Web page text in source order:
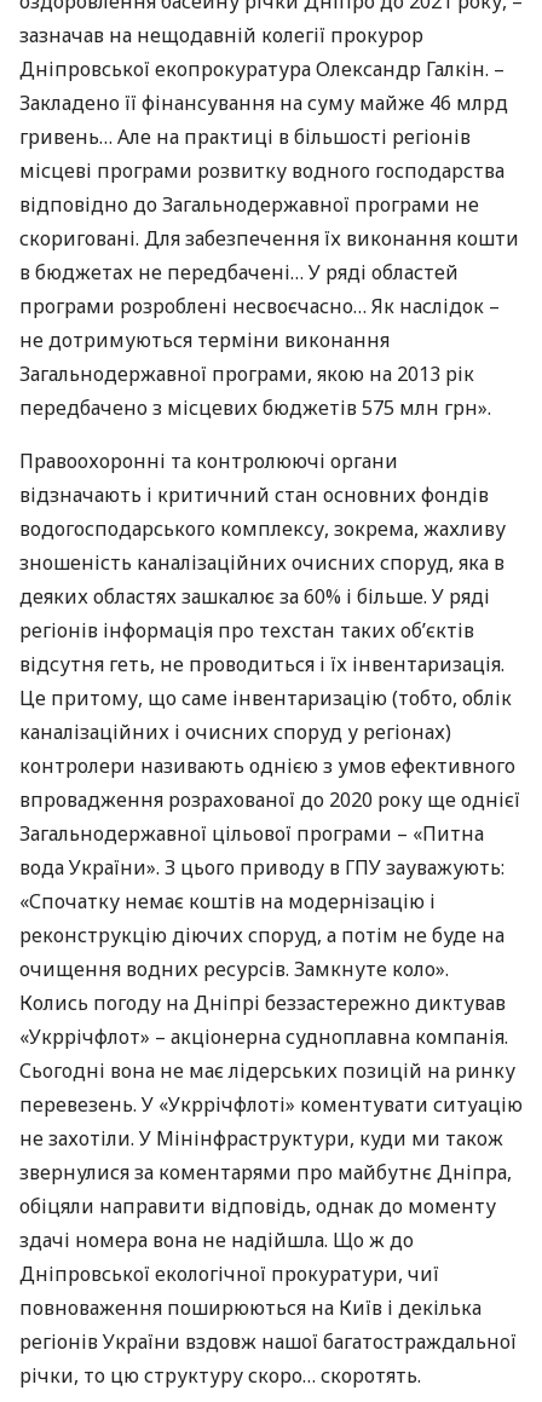
зазначав на нещодавній колегії прокурор
Дніпровської екопрокуратура Олександр Галкін. –
Закладено її фінансування на суму майже 46 млрд
гривень… Але на практиці в більшості регіонів
місцеві програми розвитку водного господарства
відповідно до Загальнодержавної програми не
скориговані. Для забезпечення їх виконання кошти
в бюджетах не передбачені… У ряді областей
програми розроблені несвоєчасно… Як наслідок –
не дотримуються терміни виконання
Загальнодержавної програми, якою на 2013 рік
передбачено з місцевих бюджетів 575 млн грн».
Правоохоронні та контролюючі органи
відзначають і критичний стан основних фондів
водогосподарського комплексу, зокрема, жахливу
зношеність каналізаційних очисних споруд, яка в
деяких областях зашкалює за 60% і більше. У ряді
регіонів інформація про техстан таких об’єктів
відсутня геть, не проводиться і їх інвентаризація.
Це притому, що саме інвентаризацію (тобто, облік
каналізаційних і очисних споруд у регіонах)
контролери називають однією з умов ефективного
впровадження розрахованої до 2020 року ще однієї
Загальнодержавної цільової програми – «Питна
вода України». З цього приводу в ГПУзауважують:
«Спочатку немає коштів на модернізацію і
реконструкцію діючих споруд, а потім не буде на
очищення водних ресурсів. Замкнуте коло».
Колись погоду на Дніпрі беззастережно диктував
«Укррічфлот» – акціонерна судноплавна компанія.
Сьогодні вона не має лідерських позицій на ринку
перевезень. У «Укррічфлоті» коментувати ситуацію
не захотіли. У Мінінфраструктури, куди ми також
звернулися за коментарями про майбутнє Дніпра,
обіцяли направити відповідь, однак до моменту
здачі номера вона не надійшла. Що ж до
Дніпровської екологічної прокуратури, чиї
повноваження поширюються на Київ і декілька
регіонів України вздовж нашої багатостраждальної
річки, то цю структуру скоро… скоротять.